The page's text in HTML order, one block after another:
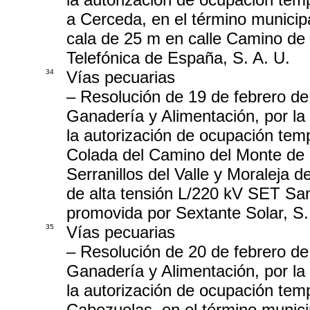
a Cerceda, en el término
cala de 25 m en calle Camino
Telefónica de España, S. A. U.
34
Vías pecuarias
– Resolución de 19 de febrero
Ganadería y Alimentación, por
la autorización de ocupación
Colada del Camino del Monte
Serranillos del Valle y Moraleja
de alta tensión L/220 kV SET
promovida por Sextante Solar,
35
Vías pecuarias
– Resolución de 20 de febrero
Ganadería y Alimentación, por
la autorización de ocupación